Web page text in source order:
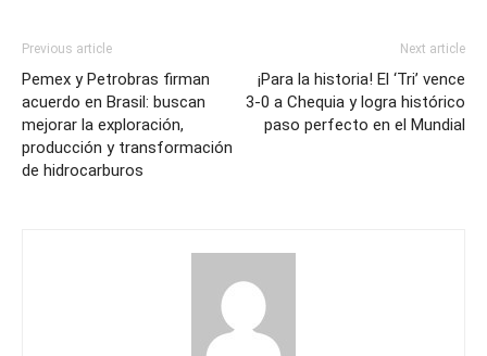
Previous article
Pemex y Petrobras firman
acuerdo en Brasil: buscan
mejorar la exploración,
producción y transformación
de hidrocarburos
Next article
¡Para la historia! El ‘Tri’ vence
3-0 a Chequia y logra histórico
paso perfecto en el Mundial